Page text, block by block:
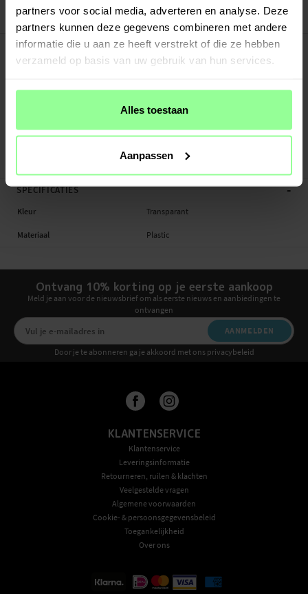
partners voor social media, adverteren en analyse. Deze
partners kunnen deze gegevens combineren met andere
informatie die u aan ze heeft verstrekt of die ze hebben
verzameld op basis van uw gebruik van hun services.
Alles toestaan
Aanpassen
Art number
PRODUCTBESCHRIJVING
Screenprotector beschermfolie voor Nintendo Switch Lite.
Geschikt voor: Nintendo Switch Lite
Kleur: Transparant
Screenprotector beschermfolie, Game Console
SPECIFICATIES -
Kleur Transparant
Materiaal Plastic
Ontvang 10% korting op je eerste aankoop
Meld je aan voor de nieuwsbrief om als eerste nieuws en aanbiedingen te
ontvangen
AANMELDEN
Door je te abonneren ga je akkoord met ons privacybeleid
KLANTENSERVICE
Klantenservice
Leveringsinformatie
Retourneren, ruilen & klachten
Veelgestelde vragen
Algemene voorwaarden
Cookie- & persoonsgegevensbeleid
Toegankelijkheid
Over ons